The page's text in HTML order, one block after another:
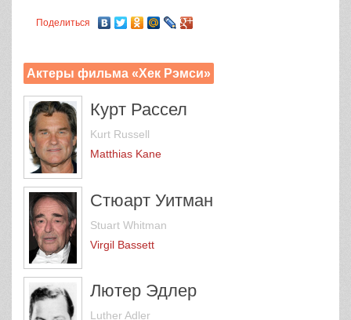
Поделиться
Актеры фильма «Хек Рэмси»
Курт Рассел
Kurt Russell
Matthias Kane
Стюарт Уитман
Stuart Whitman
Virgil Bassett
Лютер Эдлер
Luther Adler